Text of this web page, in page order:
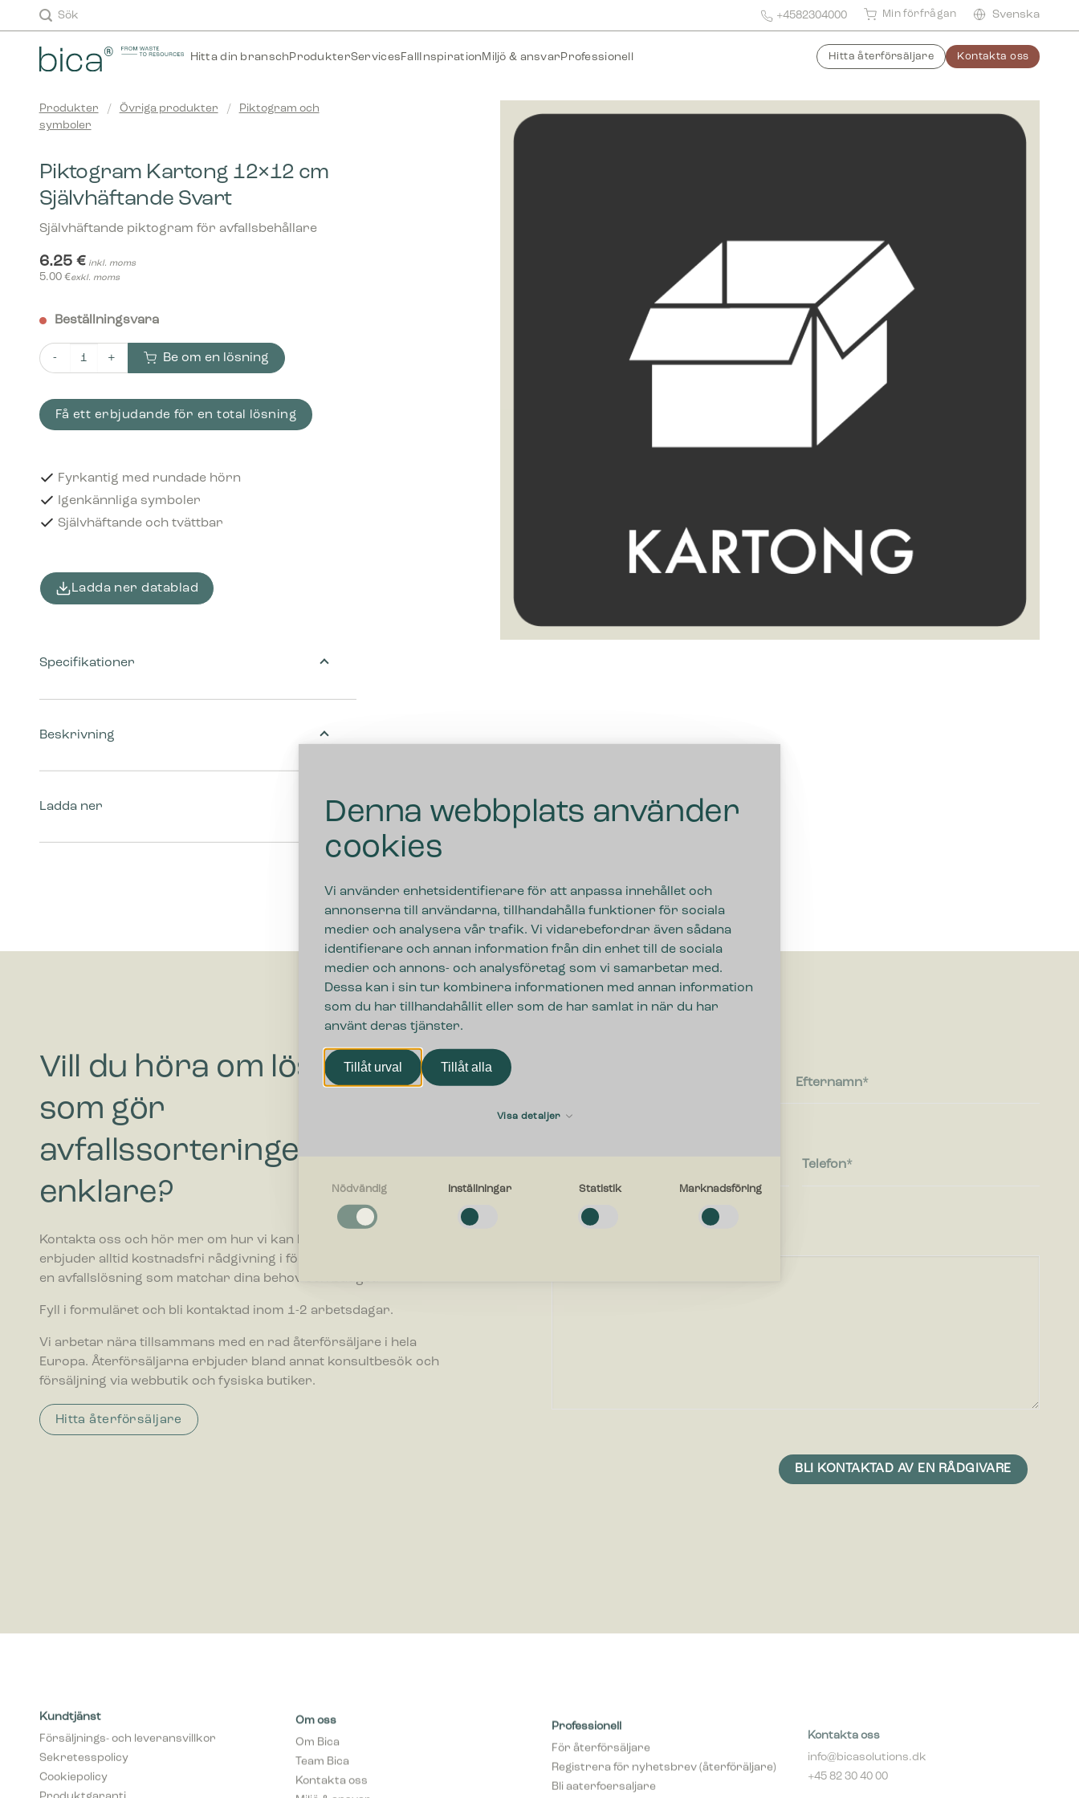
Denna webbplats använder
cookies
Vi använder enhetsidentifierare för att anpassa innehållet och
annonserna till användarna, tillhandahålla funktioner för sociala
medier och analysera vår trafik. Vi vidarebefordrar även sådana
identifierare och annan information från din enhet till de sociala
medier och annons- och analysföretag som vi samarbetar med.
Dessa kan i sin tur kombinera informationen med annan information
som du har tillhandahållit eller som de har samlat in när du har
använt deras tjänster.
Tillåt urval Tillåt alla
Visa detaljer
Nödvändig
Nödvändiga cookies låter dig använda webbplatsen genom att aktivera grundläggande
Cookies för inställningar låter en webbplats komma ihåg information som ändrar hur
befinner dig i.
Statistik
Nödvändig Inställningar Statistik Marknadsföring
to
content
Sök +4582304000 Min förfrågan Svenska
Hitta din branschProdukterServicesFallInspirationMiljö & ansvarProfessionell Hitta återförsäljare Kontakta oss
Produkter / Övriga produkter /
Piktogram och
symboler
Piktogram Kartong 12×12 cm
Självhäftande Svart
Självhäftande piktogram för avfallsbehållare
6.25 € inkl. moms
5.00 €exkl. moms
Beställningsvara
Piktogram Kartong 12x12 cm Självhäftande Svart mängd
Be om en lösning
Få ett erbjudande för en total lösning
Fyrkantig med rundade hörn
Igenkännliga symboler
Självhäftande och tvättbar
Ladda ner datablad
Beskrivning
Ladda ner
Specifikationer
Vill du höra om lösningar
som gör
avfallssorteringen
enklare?
Kontakta oss och hör mer om hur vi kan hjälpa ditt företag. Vi
erbjuder alltid kostnadsfri rådgivning i förhållande till att välja
en avfallslösning som matchar dina behov och budget.
Fyll i formuläret och bli kontaktad inom 1-2 arbetsdagar.
Vi arbetar nära tillsammans med en rad återförsäljare i hela
Europa. Återförsäljarna erbjuder bland annat konsultbesök och
försäljning via webbutik och fysiska butiker.
Hitta återförsäljare
Efternamn
Telefon
Kundtjänst
Försäljnings- och leveransvillkor
Sekretesspolicy
Cookiepolicy
Produktgaranti
Om oss
Om Bica
Team Bica
Kontakta oss
Miljö & ansvar
Registrera för nyhetsbrev (återföräljare)
Bli aaterfoersaljare
info@bicasolutions.dk
+45 82 30 40 00